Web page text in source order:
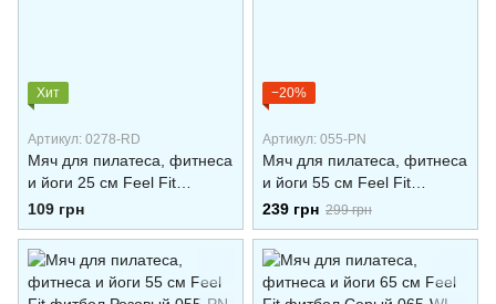
Хит
Артикул: 0278-RD
Мяч для пилатеса, фитнеса
и йоги 25 см Feel Fit
фитбол Серый
109 грн
−20%
Артикул: 055-PN
Мяч для пилатеса, фитнеса
и йоги 55 см Feel Fit
фитбол Серый
239 грн 299 грн